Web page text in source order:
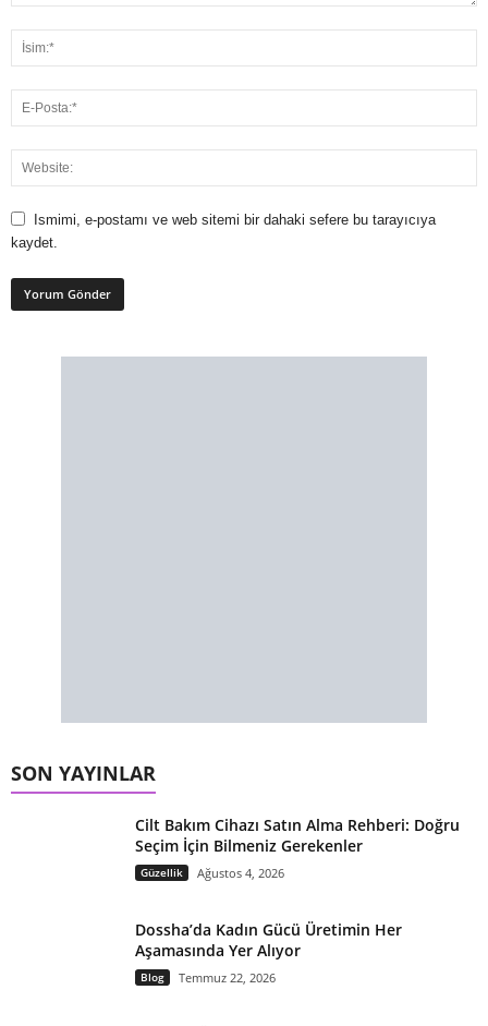
Ismimi, e-postamı ve web sitemi bir dahaki sefere bu tarayıcıya
kaydet.
SON YAYINLAR
Cilt Bakım Cihazı Satın Alma Rehberi: Doğru
Seçim İçin Bilmeniz Gerekenler
Güzellik Ağustos 4, 2026
Dossha’da Kadın Gücü Üretimin Her
Aşamasında Yer Alıyor
Blog Temmuz 22, 2026